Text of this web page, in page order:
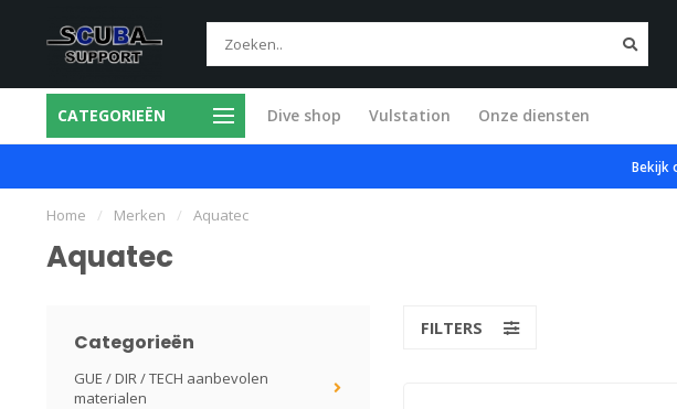
CATEGORIEËN Dive shop Vulstation Onze diensten
producten Alle service in eigen werkplaats
Bekijk
Home / Merken / Aquatec
Aquatec
Categorieën
GUE / DIR / TECH aanbevolen
materialen
FILTERS